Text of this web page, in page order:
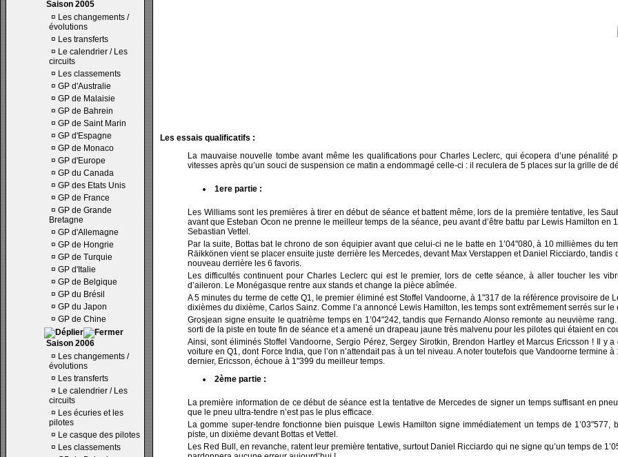
Saison 2005
¤ Les changements /
évolutions
¤ Les transferts
¤ Le calendrier / Les
circuits
¤ Les classements
¤ GP d'Australie
¤ GP de Malaisie
¤ GP de Bahrein
¤ GP de Saint Marin
¤ GP d'Espagne
¤ GP de Monaco
¤ GP d'Europe
¤ GP du Canada
¤ GP des Etats Unis
¤ GP de France
¤ GP de Grande
Bretagne
¤ GP d'Allemagne
¤ GP de Hongrie
¤ GP de Turquie
¤ GP d'Italie
¤ GP de Belgique
¤ GP du Brésil
¤ GP du Japon
¤ GP de Chine
Saison 2006
¤ Les changements /
évolutions
¤ Les transferts
¤ Le calendrier / Les
circuits
¤ Les écuries et les
pilotes
¤ Le casque des pilotes
¤ Les classements
Les essais qualificatifs :
La mauvaise nouvelle tombe avant même les qualifications pour Charles Leclerc, qui écopera d’une pénalité
vitesses après qu’un souci de suspension ce matin a endommagé celle-ci : il reculera de 5 places sur la grille de
1ere partie :
Les Williams sont les premières à tirer en début de séance et battent même, lors de la première tentative, les
avant que Esteban Ocon ne prenne le meilleur temps de la séance, peu avant d’être battu par Lewis Hamilton en
Sebastian Vettel.
Par la suite, Bottas bat le chrono de son équipier avant que celui-ci ne le batte en 1’04"080, à 10 millièmes du
Räikkönen vient se placer ensuite juste derrière les Mercedes, devant Max Verstappen et Daniel Ricciardo, tandis
nouveau derrière les 6 favoris.
Les difficultés continuent pour Charles Leclerc qui est le premier, lors de cette séance, à aller toucher les
d’aileron. Le Monégasque rentre aux stands et change la pièce abîmée.
A 5 minutes du terme de cette Q1, le premier éliminé est Stoffel Vandoorne, à 1"317 de la référence provisoire de
dixièmes du dixième, Carlos Sainz. Comme l’a annoncé Lewis Hamilton, les temps sont extrêmement serrés sur le
Grosjean signe ensuite le quatrième temps en 1’04"242, tandis que Fernando Alonso remonte au neuvième
sorti de la piste en toute fin de séance et a amené un drapeau jaune très malvenu pour les pilotes qui étaient en
Ainsi, sont éliminés Stoffel Vandoorne, Sergio Pérez, Sergey Sirotkin, Brendon Hartley et Marcus Ericsson ! Il y
voiture en Q1, dont Force India, que l’on n’attendait pas à un tel niveau. A noter toutefois que Vandoorne termine
dernier, Ericsson, échoue à 1"399 du meilleur temps.
2ème partie :
La première information de ce début de séance est la tentative de Mercedes de signer un temps suffisant en
que le pneu ultra-tendre n’est pas le plus efficace.
La gomme super-tendre fonctionne bien puisque Lewis Hamilton signe immédiatement un temps de 1’03"577,
piste, un dixième devant Bottas et Vettel.
Les Red Bull, en revanche, ratent leur première tentative, surtout Daniel Ricciardo qui ne signe qu’un temps de